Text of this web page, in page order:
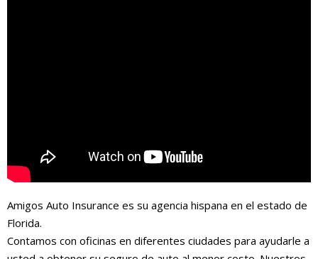
Amigos Auto Insurance es su agencia hispana en el estado de
Florida.
Contamos con oficinas en diferentes ciudades para ayudarle a